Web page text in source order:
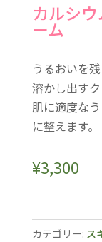
カルシ
ーム
うるおいを
溶かし出す
肌に適度な
に整えます。
¥3,300
カテゴリー: ス